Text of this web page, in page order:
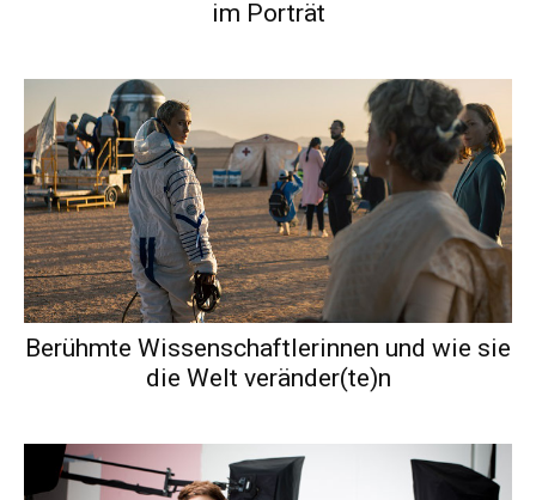
im Porträt
Berühmte Wissenschaftlerinnen und wie sie
die Welt veränder(te)n